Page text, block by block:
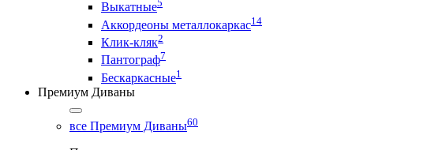
Выкатные5
Аккордеоны металлокаркас14
Клик-кляк2
Пантограф7
Бескаркасные1
Премиум Диваны
все Премиум Диваны60